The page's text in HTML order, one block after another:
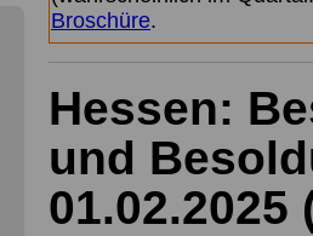
Broschüre.
Hessen:
und
01.02.2025